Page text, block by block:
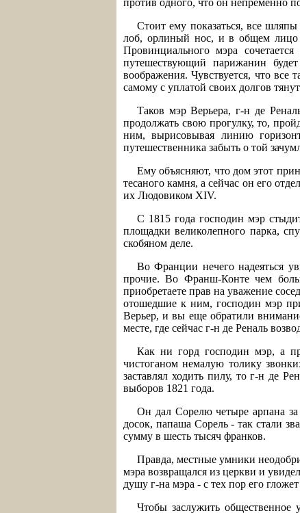
против одного, что он непременно
Стоит ему показаться, все
лоб, орлиный нос, и в общем лицо
Провинциального мэра
путешествующий парижанин
воображения. Чувствуется, что все
самому с уплатой своих долгов
Таков мэр Верьера, г-н де
продолжать свою прогулку, то,
ним, вырисовывая линию
путешественника забыть о той
Ему объясняют, что дом этот
тесаного камня, а сейчас он его
их Людовиком XIV.
С 1815 года господин мэр
площадки великолепного парка,
скобяном деле.
Во Франции нечего надеяться
прочие. Во Франш-Конте чем
приобретаете прав на уважение
отошедшие к ним, господин мэр
Верьер, и вы еще обратили
месте, где сейчас г-н де Реналь
Как ни горд господин мэр, а
чистоганом немалую толику
заставлял ходить пилу, то г-н де
выборов 1821 года.
Он дал Сорелю четыре арпана
досок, папаша Сорель - так стали
сумму в шесть тысяч франков.
Правда, местные умники
мэра возвращался из церкви и
душу г-на мэра - с тех пор его
Чтобы заслужить общественное